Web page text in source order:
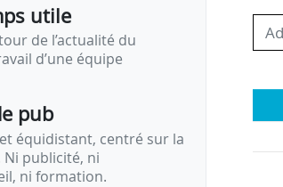
utile
de l’actualité du
d’une équipe
pub
équidistant, centré sur la
Ni publicité, ni
ni formation.